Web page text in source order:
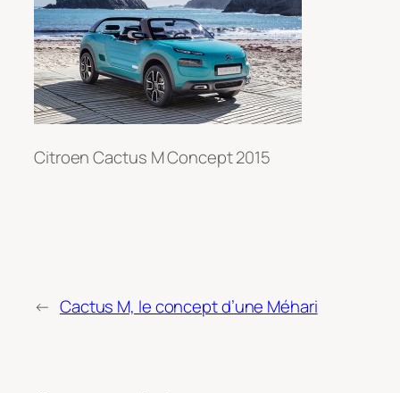
Citroen Cactus M Concept 2015
← Cactus M, le concept d’une Méhari